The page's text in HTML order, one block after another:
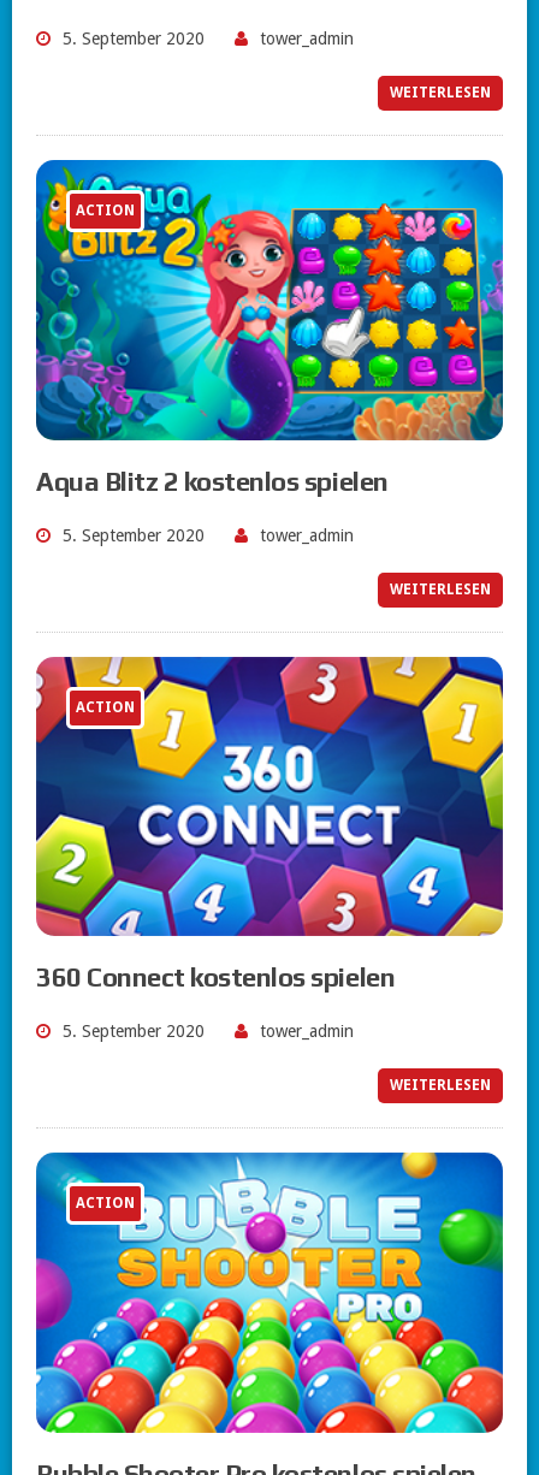
5. September 2020 tower_admin
WEITERLESEN
ACTION
Aqua Blitz 2 kostenlos spielen
5. September 2020 tower_admin
WEITERLESEN
ACTION
360 Connect kostenlos spielen
5. September 2020 tower_admin
WEITERLESEN
ACTION